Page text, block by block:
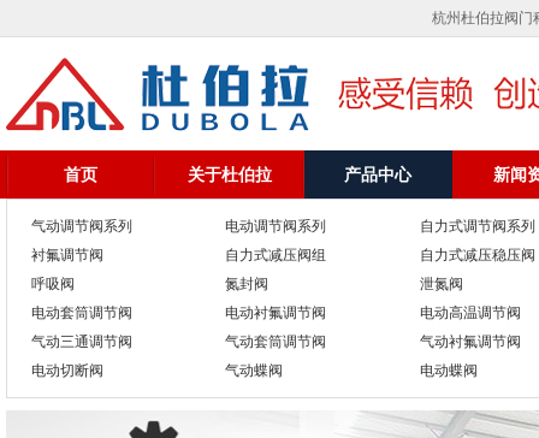
杭州杜伯拉阀门
首页 关于杜伯拉 产品中心 新闻
气动调节阀系列 电动调节阀系列
自力式调节阀系列
衬氟调节阀
自力式减压阀组
自力式减压稳压阀
呼吸阀
氮封阀
泄氮阀
电动套筒调节阀
电动衬氟调节阀
电动高温调节阀
气动三通调节阀
气动套筒调节阀
气动衬氟调节阀
电动切断阀
气动蝶阀 电动蝶阀